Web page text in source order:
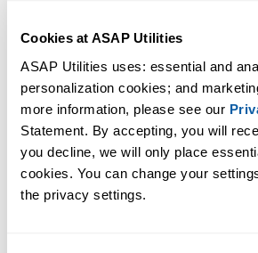
Cookies at ASAP Utilities
ASAP Utilities uses: essential and
personalization cookies; and
more information, please see our
Statement. By accepting, you will
you decline, we will only place
cookies. You can change your
the privacy settings.
Tel dubbelen en geef elke set dubbelen een
Tip: Alt + N voor de volgende tool.